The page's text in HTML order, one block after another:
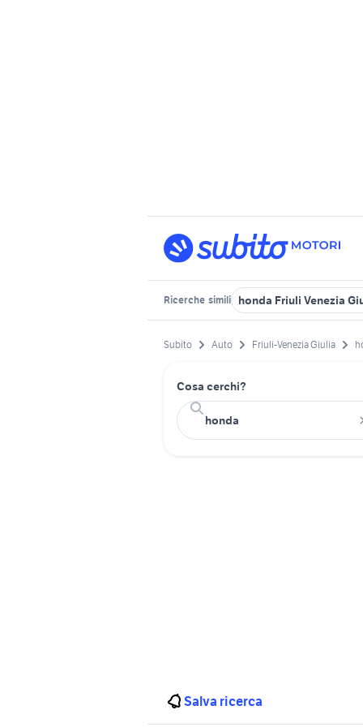
Ricerche simili honda Friuli Venezia
Subito Auto Friuli-Venezia Giulia
Cosa cerchi?
Salva ricerca